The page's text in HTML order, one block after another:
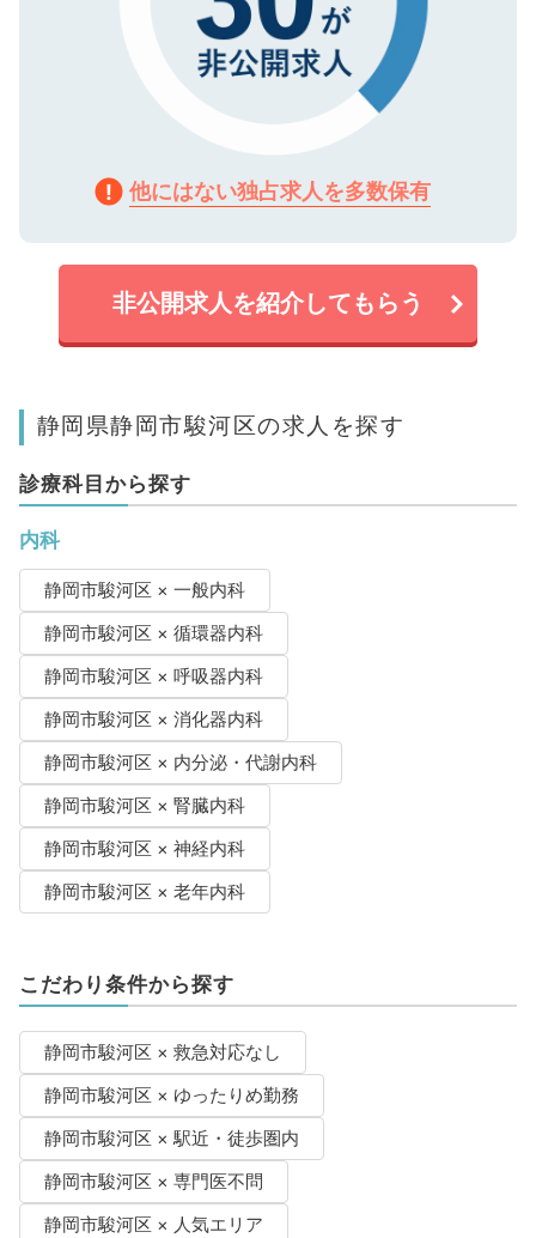
他にはない独占求人を多数保有
非公開求人を紹介してもらう
静岡県静岡市駿河区の求人を探す
診療科目から探す
内科
静岡市駿河区 × 一般内科
静岡市駿河区 × 循環器内科
静岡市駿河区 × 呼吸器内科
静岡市駿河区 × 消化器内科
静岡市駿河区 × 内分泌・代謝内科
静岡市駿河区 × 腎臓内科
静岡市駿河区 × 神経内科
静岡市駿河区 × 老年内科
こだわり条件から探す
静岡市駿河区 × 救急対応なし
静岡市駿河区 × ゆったりめ勤務
静岡市駿河区 × 駅近・徒歩圏内
静岡市駿河区 × 専門医不問
静岡市駿河区 × 人気エリア